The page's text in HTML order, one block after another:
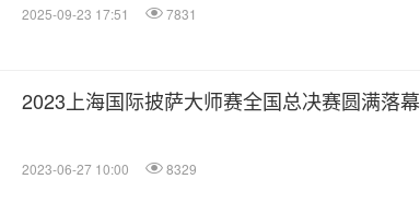
2025-09-23 17:51 7831
2023上海国际披萨大师赛全国总决赛圆满落幕
2023-06-27 10:00 8329